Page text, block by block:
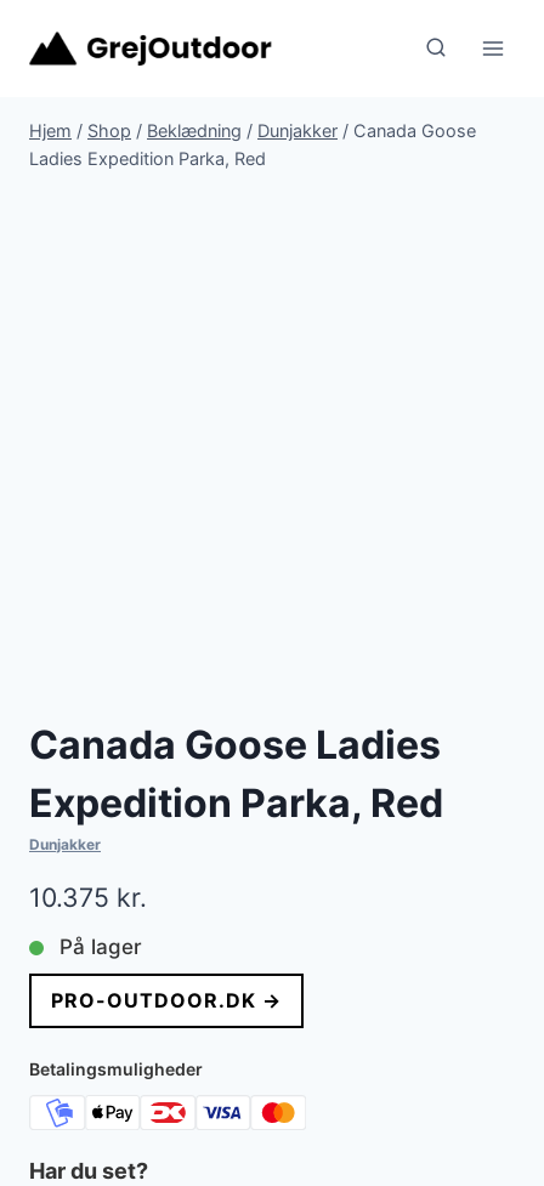
Hjem / Shop / Beklædning / Dunjakker / Canada Goose
Ladies Expedition Parka, Red
Canada Goose Ladies
Expedition Parka, Red
Dunjakker
10.375 kr.
På lager
PRO-OUTDOOR.DK →
Betalingsmuligheder
Har du set?